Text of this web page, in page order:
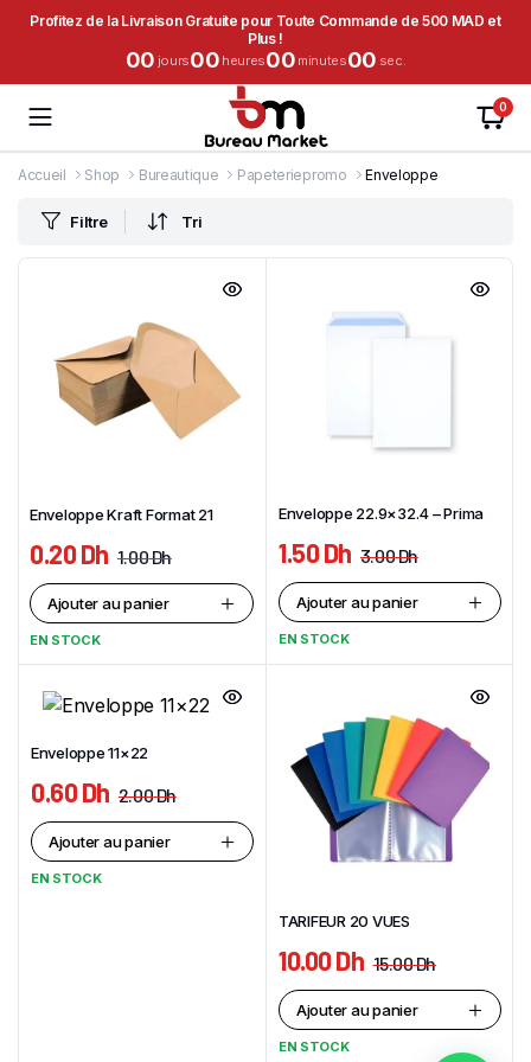
Profitez de la Livraison Gratuite pour Toute Commande de 500 MAD et
Plus !
00 jours00 heures00 minutes00 sec.
0
Accueil Shop Bureautique Papeteriepromo Enveloppe
Filtre Tri
Enveloppe Kraft Format 21
1.00Dh
0.20Dh
Ajouter au panier
EN STOCK
Enveloppe 22.9×32.4 – Prima
3.00Dh
1.50Dh
Ajouter au panier
EN STOCK
Enveloppe 11×22
2.00Dh
0.60Dh
Ajouter au panier
EN STOCK
TARIFEUR 20 VUES
15.00Dh
10.00Dh
Ajouter au panier
EN STOCK